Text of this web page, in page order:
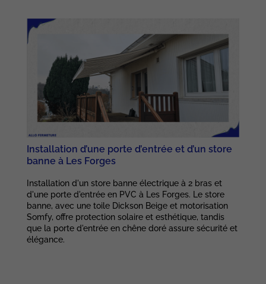
Installation d’une porte d’entrée et d’un store
banne à Les Forges
Installation d'un store banne électrique à 2 bras et
d'une porte d'entrée en PVC à Les Forges. Le store
banne, avec une toile Dickson Beige et motorisation
Somfy, offre protection solaire et esthétique, tandis
que la porte d'entrée en chêne doré assure sécurité et
élégance.